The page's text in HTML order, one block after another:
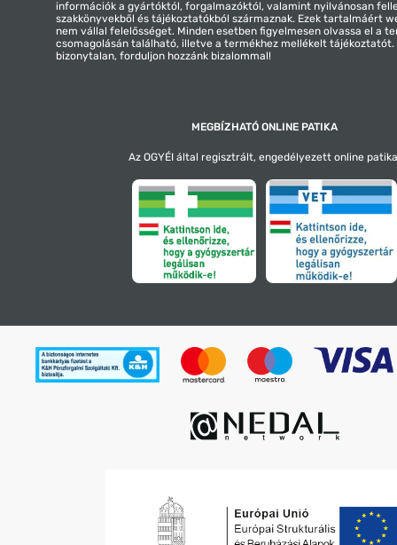
információk a gyártóktól, forgalmazóktól, valamint nyilvánosan
szakkönyvekből és tájékoztatókból származnak. Ezek tartalmáért
nem vállal felelősséget. Minden esetben figyelmesen olvassa el a
csomagolásán található, illetve a termékhez mellékelt tájékoztatót.
bizonytalan, forduljon hozzánk bizalommal!
MEGBÍZHATÓ ONLINE PATIKA
Az OGYÉI által regisztrált, engedélyezett online